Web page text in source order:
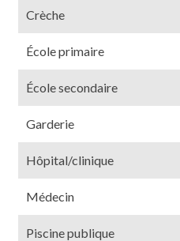
Crèche
École primaire
École secondaire
Garderie
Hôpital/clinique
Médecin
Piscine publique